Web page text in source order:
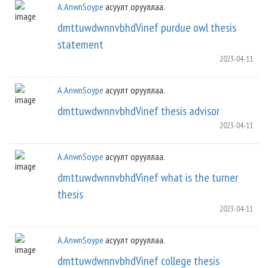
A.AnwnSoype асуулт орууллаа.
dmttuwdwnnvbhdVinef purdue owl thesis
statement
2023-04-11
A.AnwnSoype асуулт орууллаа.
dmttuwdwnnvbhdVinef thesis advisor
2023-04-11
A.AnwnSoype асуулт орууллаа.
dmttuwdwnnvbhdVinef what is the turner
thesis
2023-04-11
A.AnwnSoype асуулт орууллаа.
dmttuwdwnnvbhdVinef college thesis